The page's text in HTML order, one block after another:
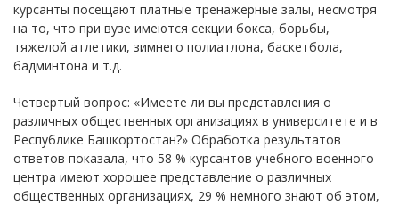
курсанты посещают платные тренажерные залы, несмотря
на то, что при вузе имеются секции бокса, борьбы,
тяжелой атлетики, зимнего полиатлона, баскетбола,
бадминтона и т.д.
Четвертый вопрос: «Имеете ли вы представления о
различных общественных организациях в университете и в
Республике Башкортостан?» Обработка результатов
ответов показала, что 58 % курсантов учебного военного
центра имеют хорошее представление о различных
общественных организациях, 29 % немного знают об этом,